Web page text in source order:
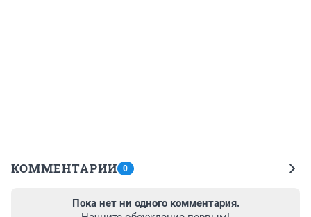
КОММЕНТАРИИ 0
Пока нет ни одного комментария.